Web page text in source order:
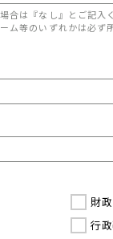
合は『なし』とご記入
ム等のいずれかは必ず
財政
行